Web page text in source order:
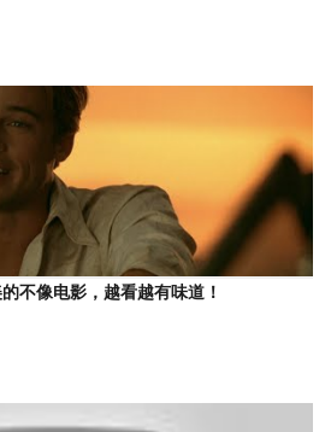
不像电影，越看越有味道！